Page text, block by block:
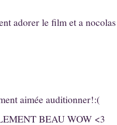
adorer le film et a
aimée auditionner!:(
BEAU WOW <3